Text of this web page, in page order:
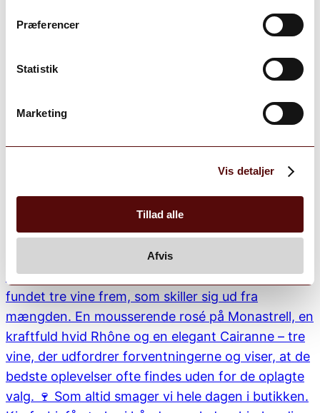
Præferencer
Statistik
Marketing
Vis detaljer
Tillad alle
Afvis